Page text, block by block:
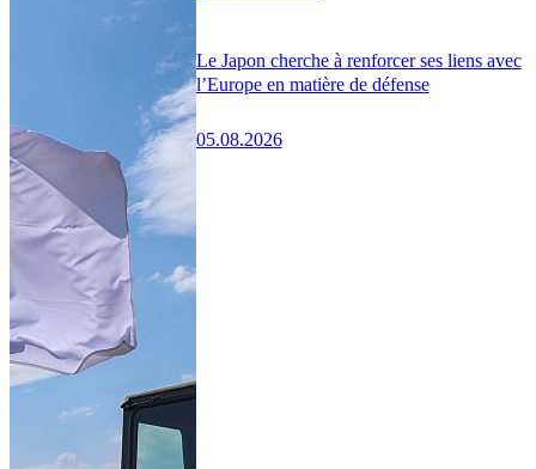
Le Japon cherche à renforcer ses liens avec
l’Europe en matière de défense
05.08.2026